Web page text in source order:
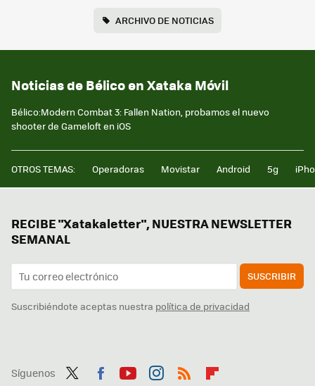
ARCHIVO DE NOTICIAS
Noticias de Bélico en Xataka Móvil
Bélico:Modern Combat 3: Fallen Nation, probamos el nuevo
shooter de Gameloft en iOS
OTROS TEMAS: Operadoras Movistar Android 5g
RECIBE "Xatakaletter", NUESTRA NEWSLETTER
SEMANAL
SUSCRIBIR
Suscribiéndote aceptas nuestra política de privacidad
Síguenos